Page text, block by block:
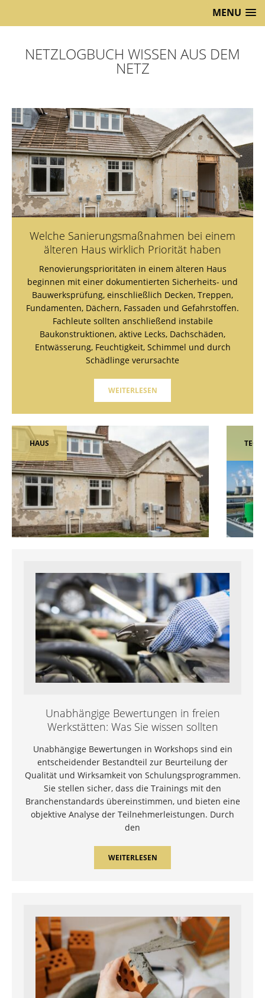
MENU
NETZLOGBUCH WISSEN AUS DEM
NETZ
Welche Sanierungsmaßnahmen bei einem
älteren Haus wirklich Priorität haben
Renovierungsprioritäten in einem älteren Haus
beginnen mit einer dokumentierten Sicherheits- und
Bauwerksprüfung, einschließlich Decken, Treppen,
Fundamenten, Dächern, Fassaden und Gefahrstoffen.
Fachleute sollten anschließend instabile
Baukonstruktionen, aktive Lecks, Dachschäden,
Entwässerung, Feuchtigkeit, Schimmel und durch
Schädlinge verursachte
WEITERLESEN
HAUS
Unabhängige Bewertungen in freien
Werkstätten: Was Sie wissen sollten
Unabhängige Bewertungen in Workshops sind ein
entscheidender Bestandteil zur Beurteilung der
Qualität und Wirksamkeit von Schulungsprogrammen.
Sie stellen sicher, dass die Trainings mit den
Branchenstandards übereinstimmen, und bieten eine
objektive Analyse der Teilnehmerleistungen. Durch
den
WEITERLESEN